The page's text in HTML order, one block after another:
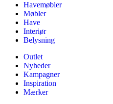
Havemøbler
Møbler
Have
Interiør
Belysning
Outlet
Nyheder
Kampagner
Inspiration
Mærker